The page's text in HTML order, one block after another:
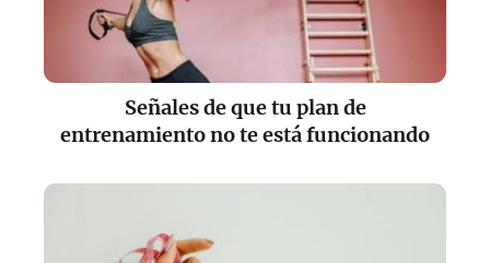
Señales de que tu plan de
entrenamiento no te está funcionando